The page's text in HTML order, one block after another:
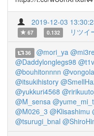
2019-12-03
67
0.132 リツイ
36 @mori_ya
@Daddylonglegs98
@bouhitonnnn
@itsukihistory
@yukkuri4568
@M_sensa
@M026_3 @Klisashimu
@tsurugi_bnal